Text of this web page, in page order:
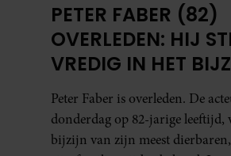
PETER FABER (82)
OVERLEDEN: HIJ
VREDIG IN HET
VAN ZIJN MEEST
DIERBAREN
Peter Faber is overleden. De
donderdag op 82-jarige leeftijd,
bijzijn van zijn meest